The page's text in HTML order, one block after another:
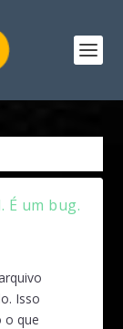
É um bug.
Isso
o que